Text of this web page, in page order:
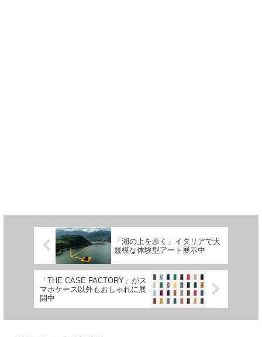
「湖の上を歩く」イタリアで大
規模な体験型アート展示中
「THE CASE FACTORY」がス
マホケース以外もおしゃれに展
開中